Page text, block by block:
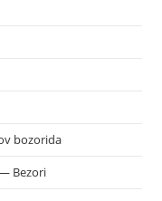
bozorida
Bezori